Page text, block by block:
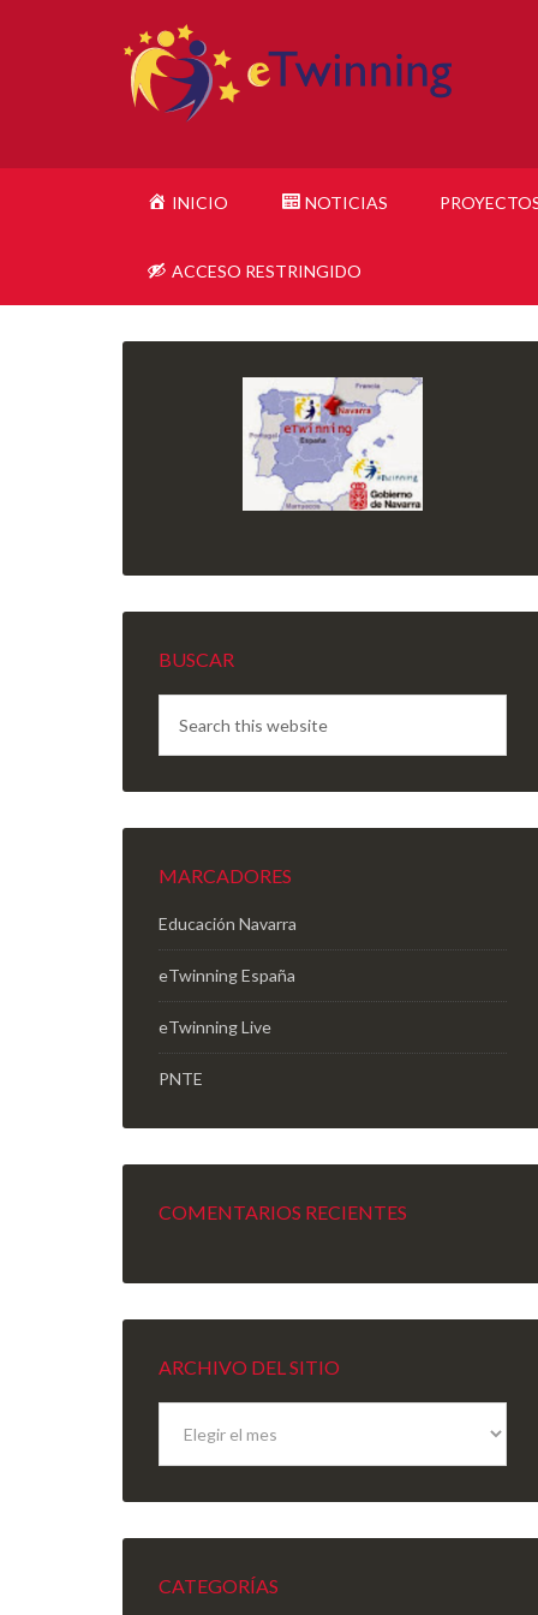
INICIO NOTICIAS
ACCESO RESTRINGIDO
BUSCAR
MARCADORES
Educación Navarra
eTwinning España
eTwinning Live
PNTE
COMENTARIOS RECIENTES
ARCHIVO DEL SITIO
sitio
CATEGORÍAS